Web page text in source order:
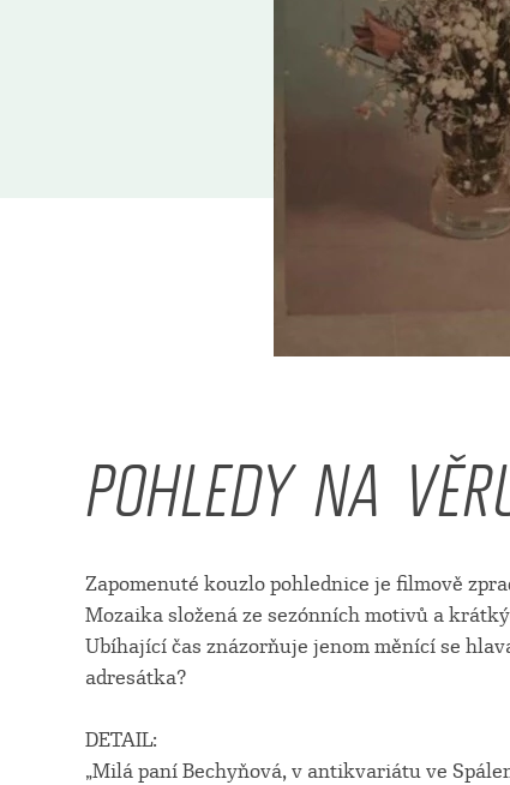
POHLEDY NA
Zapomenuté kouzlo pohlednice je filmově
Mozaika složená ze sezónních motivů a
Ubíhající čas znázorňuje jenom měnící se
adresátka?
DETAIL:
„Milá paní Bechyňová, v antikvariátu ve